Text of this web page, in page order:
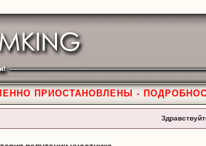
ПРИОСТАНОВЛЕНЫ -